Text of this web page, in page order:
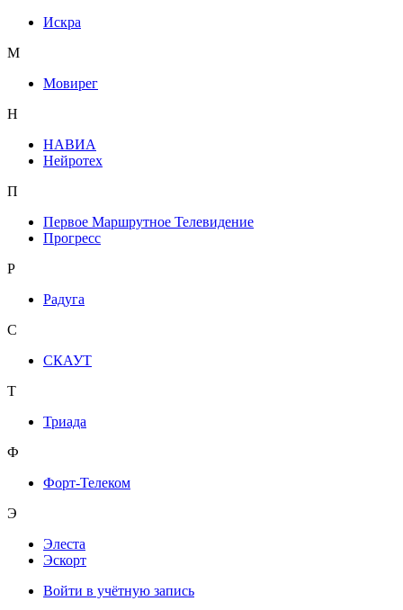
Искра
М
Мовирег
Н
НАВИА
Нейротех
П
Первое Маршрутное Телевидение
Прогресс
Р
Радуга
С
СКАУТ
Т
Триада
Ф
Форт-Телеком
Э
Элеста
Эскорт
Войти в учётную запись